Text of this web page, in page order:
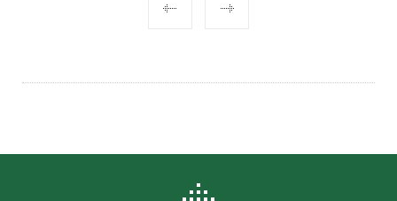
NAVIGATION